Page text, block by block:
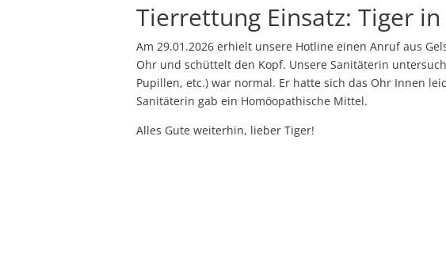
Tierrettung Einsatz: Tiger
Am 29.01.2026 erhielt unsere Hotline einen Anruf aus
Ohr und schüttelt den Kopf. Unsere Sanitäterin
Pupillen, etc.) war normal. Er hatte sich das Ohr Innen
Sanitäterin gab ein Homöopathische Mittel.
Alles Gute weiterhin, lieber Tiger!